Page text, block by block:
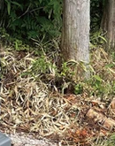
を設置